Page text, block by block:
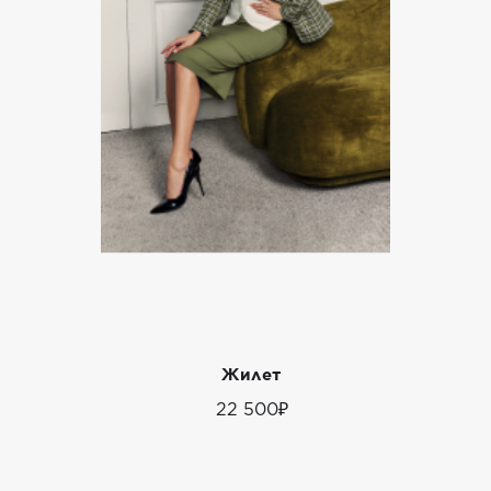
Жилет
22 500₽